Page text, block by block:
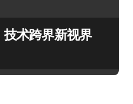
术跨界新视界